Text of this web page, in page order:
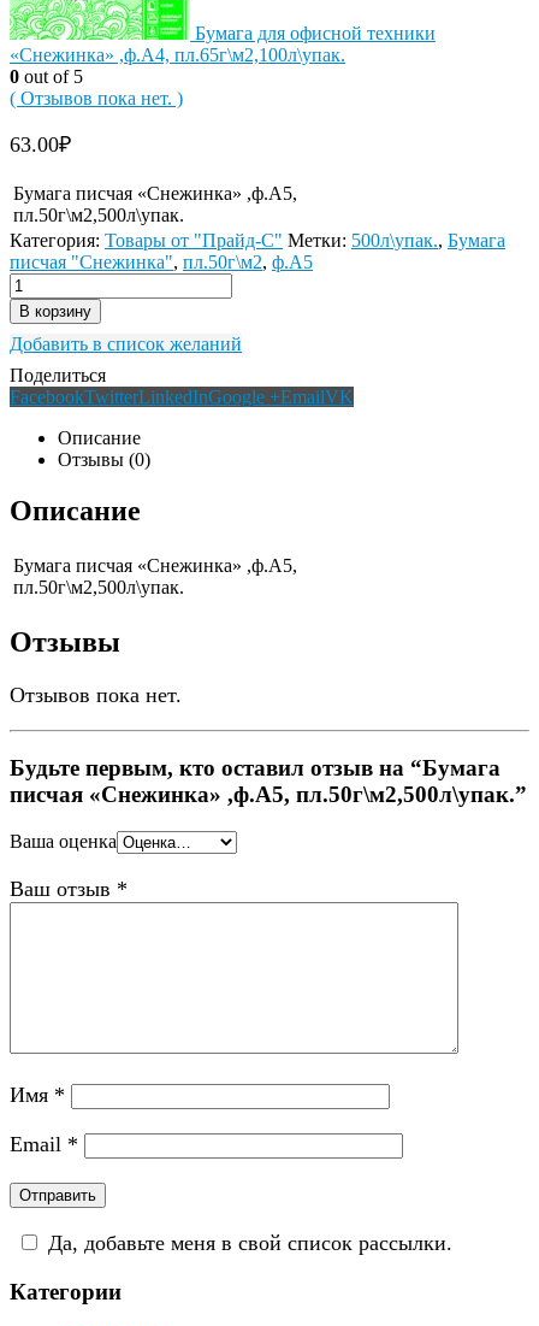
Бумага для офисной техники
«Снежинка» ,ф.А4, пл.65г\м2,100л\упак.
0 out of 5
( Отзывов пока нет. )
63.00₽
Бумага писчая «Снежинка» ,ф.А5,
пл.50г\м2,500л\упак.
Категория: Товары от "Прайд-С" Метки: 500л\упак., Бумага
писчая "Снежинка", пл.50г\м2, ф.А5
В корзину
Добавить в список желаний
Поделиться
FacebookTwitterLinkedInGoogle +EmailVK
Описание
Отзывы (0)
Описание
Бумага писчая «Снежинка» ,ф.А5,
пл.50г\м2,500л\упак.
Отзывы
Отзывов пока нет.
Будьте первым, кто оставил отзыв на “Бумага
писчая «Снежинка» ,ф.А5, пл.50г\м2,500л\упак.”
Ваша оценка
Ваш отзыв *
Имя *
Email *
Да, добавьте меня в свой список рассылки.
Категории